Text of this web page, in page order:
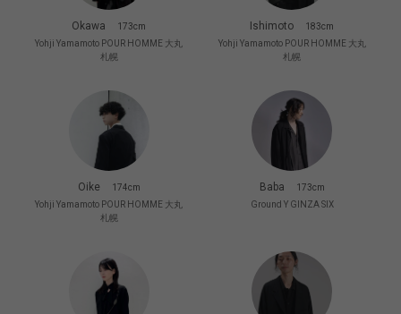
Okawa
173cm
Yohji Yamamoto POUR HOMME 大丸
札幌
Ishimoto
183cm
Yohji Yamamoto POUR HOMME 大丸
札幌
Oike
174cm
Yohji Yamamoto POUR HOMME 大丸
札幌
Baba
173cm
Ground Y GINZA SIX